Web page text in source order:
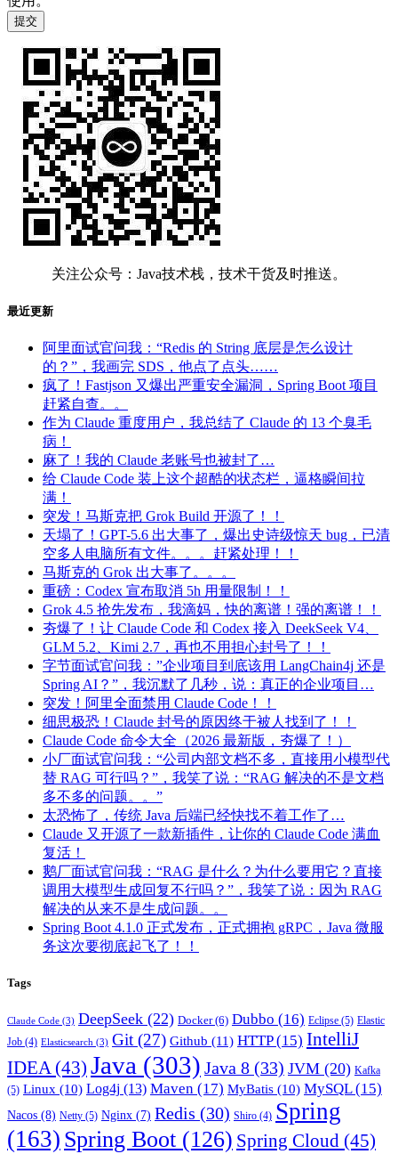
关注公众号：Java技术栈，技术干货及时推送。
最近更新
阿里面试官问我：“Redis 的 String 底层是怎么设计
的？”，我画完 SDS，他点了点头……
疯了！Fastjson 又爆出严重安全漏洞，Spring Boot 项目
赶紧自查。。
作为 Claude 重度用户，我总结了 Claude 的 13 个臭毛
病！
麻了！我的 Claude 老账号也被封了…
给 Claude Code 装上这个超酷的状态栏，逼格瞬间拉
满！
突发！马斯克把 Grok Build 开源了！！
天塌了！GPT-5.6 出大事了，爆出史诗级惊天 bug，已清
空多人电脑所有文件。。。赶紧处理！！
马斯克的 Grok 出大事了。。。
重磅：Codex 宣布取消 5h 用量限制！！
Grok 4.5 抢先发布，我滴妈，快的离谱！强的离谱！！
夯爆了！让 Claude Code 和 Codex 接入 DeekSeek V4、
GLM 5.2、Kimi 2.7，再也不用担心封号了！！
字节面试官问我：”企业项目到底该用 LangChain4j 还是
Spring AI？”，我沉默了几秒，说：真正的企业项目…
突发！阿里全面禁用 Claude Code！！
细思极恐！Claude 封号的原因终于被人找到了！！
Claude Code 命令大全（2026 最新版，夯爆了！）
小厂面试官问我：“公司内部文档不多，直接用小模型代
替 RAG 可行吗？”，我笑了说：“RAG 解决的不是文档
多不多的问题。。”
太恐怖了，传统 Java 后端已经快找不着工作了…
Claude 又开源了一款新插件，让你的 Claude Code 满血
复活！
鹅厂面试官问我：“RAG 是什么？为什么要用它？直接
调用大模型生成回复不行吗？”，我笑了说：因为 RAG
解决的从来不是生成问题。。
Spring Boot 4.1.0 正式发布，正式拥抱 gRPC，Java 微服
务这次要彻底起飞了！！
Tags
Claude Code (3) DeepSeek (22) Docker(6) Dubbo (16) Eclipse (5) Elastic
Job (4) Elasticsearch (3) Git (27) Github (11) HTTP(15) IntelliJ
IDEA(43) Java (303) Java 8 (33) JVM (20) Kafka
(5) Linux (10) Log4j (13) Maven (17) MyBatis (10) MySQL(15)
Nacos (8) Netty (5) Nginx (7) Redis (30) Shiro (4) Spring
(163) Spring Boot (126) Spring Cloud (45)